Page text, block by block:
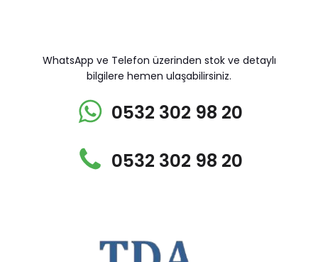
WhatsApp ve Telefon üzerinden stok ve detaylı
bilgilere hemen ulaşabilirsiniz.
0532 302 98 20
0532 302 98 20